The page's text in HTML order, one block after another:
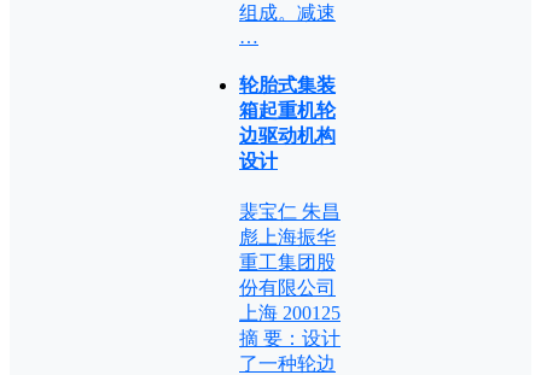
组成。减速
…
轮胎式集装
箱起重机轮
边驱动机构
设计
裴宝仁 朱昌
彪上海振华
重工集团股
份有限公司
上海 200125
摘 要：设计
了一种轮边